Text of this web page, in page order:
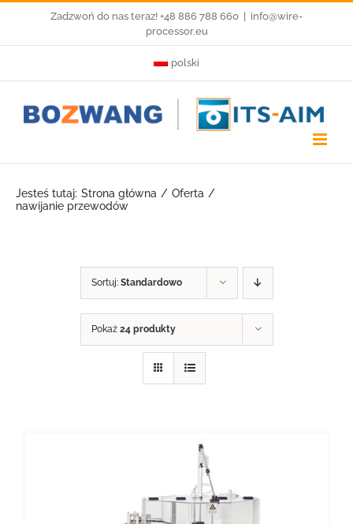
Zadzwoń do nas teraz! +48 886 788 660
info@wire-
processor.eu
polski
Jesteś tutaj: Strona główna
Oferta
nawijanie przewodów
Sortuj: Standardowo
Pokaż 24 produkty